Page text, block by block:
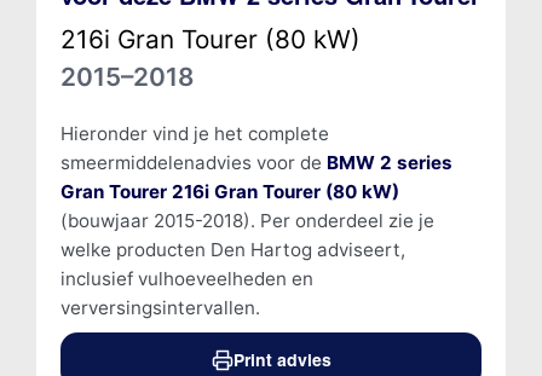
216i Gran Tourer (80 kW)
2015–2018
Hieronder vind je het complete
smeermiddelenadvies voor de BMW 2 series
Gran Tourer 216i Gran Tourer (80 kW)
(bouwjaar 2015-2018). Per onderdeel zie je
welke producten Den Hartog adviseert,
inclusief vulhoeveelheden en
verversingsintervallen.
Print advies